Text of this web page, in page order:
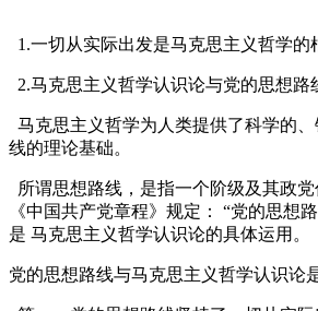
1.一切从实际出发是马克思主义哲学的
2.马克思主义哲学认识论与党的思想路
马克思主义哲学为人类提供了科学的
线的理论基础。
所谓思想路线，是指一个阶级及其政党
《中国共产党章程》规定： “党的思
是 马克思主义哲学认识论的具体运用。
党的思想路线与马克思主义哲学认识论